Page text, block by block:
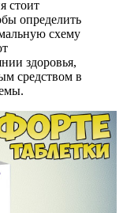
стоит
определить
схему
здоровья,
средством в